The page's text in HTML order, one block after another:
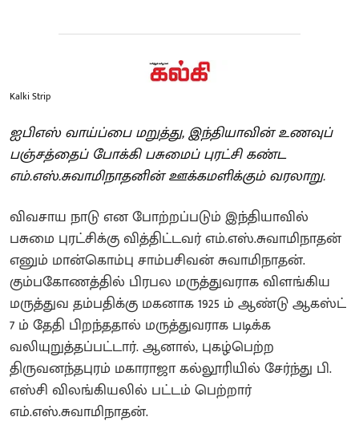
Kalki Strip
ஐபிஎஸ் வாய்ப்பை மறுத்து, இந்தியாவின் உணவுப்
பஞ்சத்தைப் போக்கி பசுமைப் புரட்சி கண்ட
எம்.எஸ்.சுவாமிநாதனின் ஊக்கமளிக்கும் வரலாறு.
விவசாய நாடு என போற்றப்படும் இந்தியாவில்
பசுமை புரட்சிக்கு வித்திட்டவர் எம்.எஸ்.சுவாமிநாதன்
எனும் மான்கொம்பு சாம்பசிவன் சுவாமிநாதன்.
கும்பகோணத்தில் பிரபல மருத்துவராக விளங்கிய
மருத்துவ தம்பதிக்கு மகனாக 1925 ம் ஆண்டு ஆகஸ்ட்
7 ம் தேதி பிறந்ததால் மருத்துவராக படிக்க
வலியுறுத்தப்பட்டார். ஆனால், புகழ்பெற்ற
திருவனந்தபுரம் மகாராஜா கல்லூரியில் சேர்ந்து பி.
எஸ்சி விலங்கியலில் பட்டம் பெற்றார்
எம்.எஸ்.சுவாமிநாதன்.